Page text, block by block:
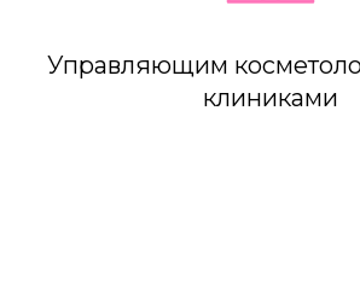
Управляющим
клиниками